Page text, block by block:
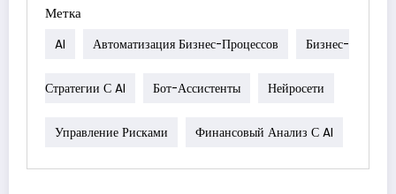
Метка
AI Автоматизация Бизнес-Процессов Бизнес-
Стратегии С AI Бот-Ассистенты Нейросети
Управление Рисками Финансовый Анализ С AI